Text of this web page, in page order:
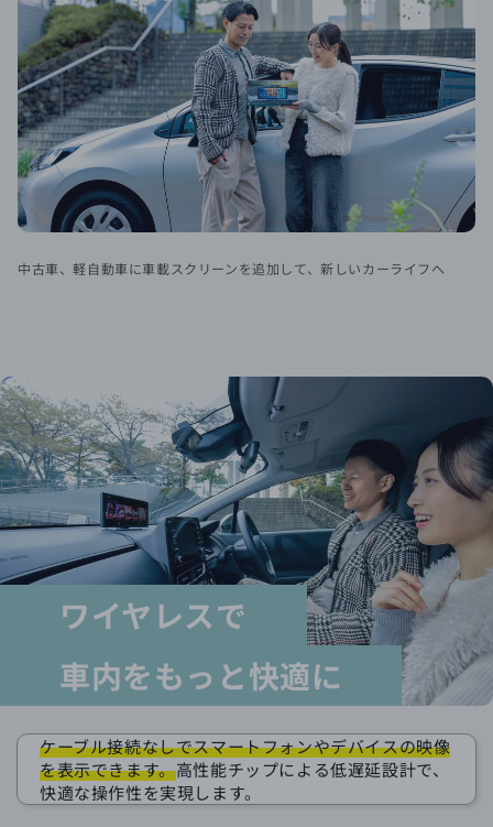
中古車、軽自動車に車載スクリーンを追加して、新しいカーライフへ
ケーブル接続なしでスマートフォンやデバイスの映像
を表示できます。高性能チップによる低遅延設計で、
快適な操作性を実現します。
ワイヤレスで
車内をもっと快適に